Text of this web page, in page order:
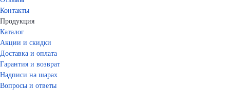
Контакты
Продукция
Каталог
Акции и скидки
Доставка и оплата
Гарантия и возврат
Надписи на шарах
Вопросы и ответы